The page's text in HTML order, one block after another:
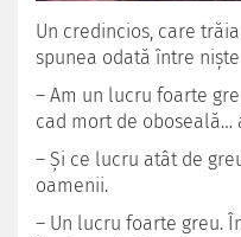
Un credincios, care
spunea odată între
– Am un lucru foarte
cad mort de oboseală…
– Și ce lucru atât de
oamenii.
– Un lucru foarte greu.